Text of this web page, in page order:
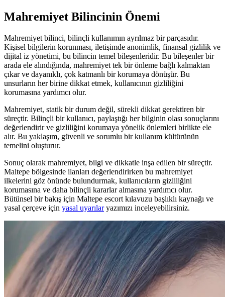
Mahremiyet Bilincinin Önemi
Mahremiyet bilinci, bilinçli kullanımın ayrılmaz bir parçasıdır.
Kişisel bilgilerin korunması, iletişimde anonimlik, finansal gizlilik ve
dijital iz yönetimi, bu bilincin temel bileşenleridir. Bu bileşenler bir
arada ele alındığında, mahremiyet tek bir önleme bağlı kalmaktan
çıkar ve dayanıklı, çok katmanlı bir korumaya dönüşür. Bu
unsurların her birine dikkat etmek, kullanıcının gizliliğini
korumasına yardımcı olur.
Mahremiyet, statik bir durum değil, sürekli dikkat gerektiren bir
süreçtir. Bilinçli bir kullanıcı, paylaştığı her bilginin olası sonuçlarını
değerlendirir ve gizliliğini korumaya yönelik önlemleri birlikte ele
alır. Bu yaklaşım, güvenli ve sorumlu bir kullanım kültürünün
temelini oluşturur.
Sonuç olarak mahremiyet, bilgi ve dikkatle inşa edilen bir süreçtir.
Maltepe bölgesinde ilanları değerlendirirken bu mahremiyet
ilkelerini göz önünde bulundurmak, kullanıcıların gizliliğini
korumasına ve daha bilinçli kararlar almasına yardımcı olur.
Bütünsel bir bakış için Maltepe escort kılavuzu başlıklı kaynağı ve
yasal çerçeve için yasal uyarılaryazımızı inceleyebilirsiniz.